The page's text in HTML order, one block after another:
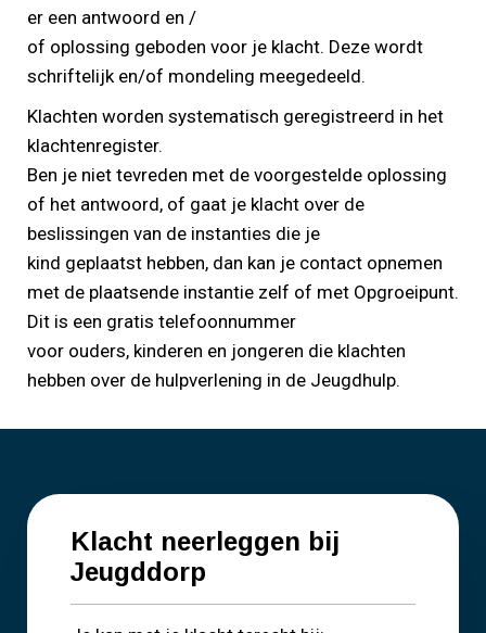
er een antwoord en /
of oplossing geboden voor je klacht. Deze wordt
schriftelijk en/of mondeling meegedeeld.
Klachten worden systematisch geregistreerd in het
klachtenregister.
Ben je niet tevreden met de voorgestelde oplossing
of het antwoord, of gaat je klacht over de
beslissingen van de instanties die je
kind geplaatst hebben, dan kan je contact opnemen
met de plaatsende instantie zelf of met Opgroeipunt.
Dit is een gratis telefoonnummer
voor ouders, kinderen en jongeren die klachten
hebben over de hulpverlening in de Jeugdhulp.
Klacht neerleggen bij
Jeugddorp